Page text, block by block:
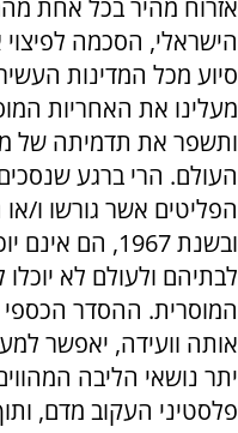
אזרוח מהיר בכל אחת
הישראלי, הסכמה
סיוע מכל המדינות
מעלינו את האחריות
ותשפר את תדמיתה של
העולם. הרי ברגע
ובשנת 1967, הם
לבתיהם ולעולם לא
המוסרית. ההסדר הכספי
אותה וועידה, יאפשר
יתר נושאי הליבה
פלסטיני העקוב מדם,